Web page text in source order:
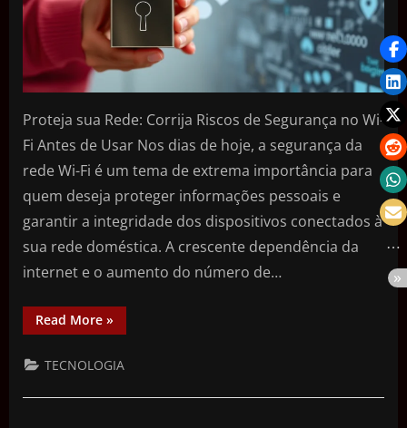
Proteja sua Rede: Corrija Riscos de Segurança no Wi-
Fi Antes de Usar Nos dias de hoje, a segurança da
rede Wi-Fi é um tema de extrema importância para
quem deseja proteger informações pessoais e
garantir a integridade dos dispositivos conectados à
sua rede doméstica. A crescente dependência da
internet e o aumento do número de…
Read More »
TECNOLOGIA